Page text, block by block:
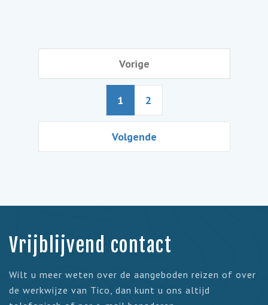
Vorige
1 2
Volgende
Vrijblijvend contact
Wilt u meer weten over de aangeboden reizen of over
de werkwijze van Tico, dan kunt u ons altijd